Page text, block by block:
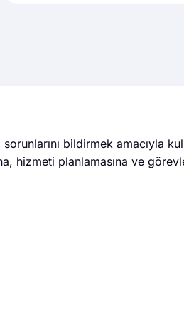
bildirmek amacıyla
hizmeti planlamasına ve